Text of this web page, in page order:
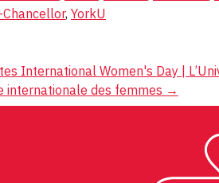
Chancellor, YorkU
International Women's Day |
internationale des femmes →